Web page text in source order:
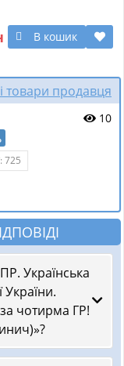
В кошик
товари продавця
10
725
Українська
України.
чотирма ГР!